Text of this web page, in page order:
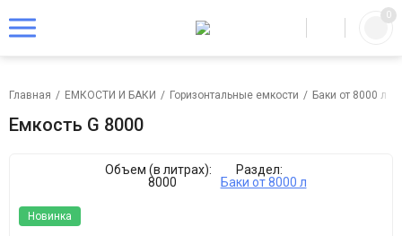
0
Главная / ЕМКОСТИ И БАКИ / Горизонтальные емкости / Баки от 8000 л
Емкость G 8000
Объем (в литрах):
8000
Раздел:
Баки от 8000 л
Новинка